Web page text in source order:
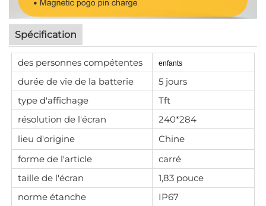
Spécification
des personnes compétentes enfants
durée de vie de la batterie
5 jours
type d'affichage
Tft
résolution de l'écran
240*284
lieu d'origine
Chine
forme de l'article
carré
taille de l'écran
1,83 pouce
norme étanche
IP67